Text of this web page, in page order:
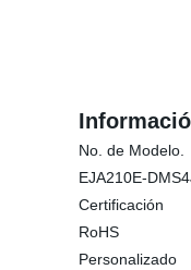
No. de Modelo.
EJA210E-
Certificación
RoHS
Personalizado